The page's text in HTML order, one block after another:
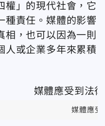
權」的現代社會，它
種責任。媒體的影響
相，也可以因為一則
人或企業多年來累積
媒體應受